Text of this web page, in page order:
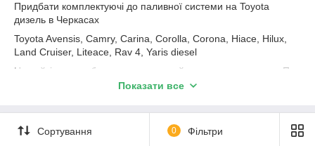
Придбати комплектуючі до паливної системи на Toyota
дизель в Черкасах
Toyota Avensis, Camry, Carina, Corolla, Corona, Hiace, Hilux,
Land Cruiser, Liteace, Rav 4, Yaris diesel
На сайті можуть бути представлений не весь асортимент. Про
наявність і аналогах запитуйте по E-Mail або за телефоном.
виробників OE, Bosch, Iskra, Wyzetem, Star, Cargo
Регулятори тиску палива в рейці, регулятори тиску палива на
Показати все
Сортування 0 Фільтри